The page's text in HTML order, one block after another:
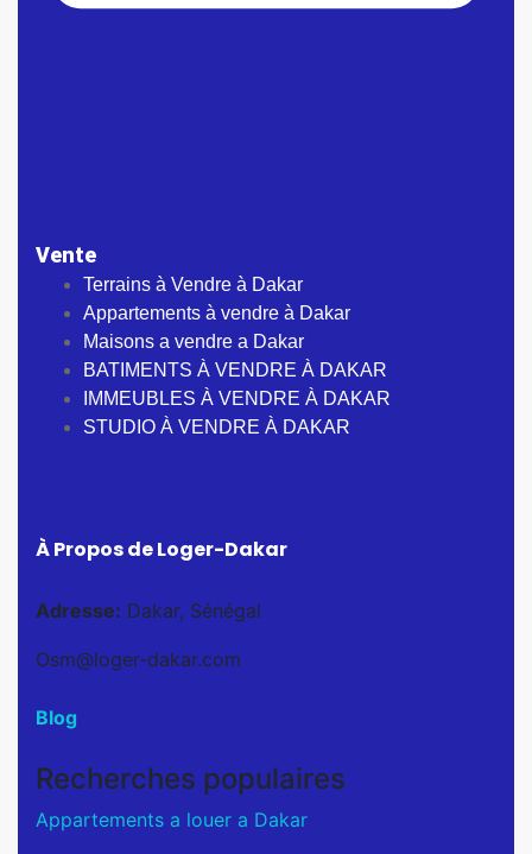
Vente
Terrains à Vendre à Dakar
Appartements à vendre à Dakar
Maisons a vendre a Dakar
BATIMENTS À VENDRE À DAKAR
IMMEUBLES À VENDRE À DAKAR
STUDIO À VENDRE À DAKAR
À Propos de Loger-Dakar
Adresse: Dakar, Sénégal
Osm@loger-dakar.com
Blog
Recherches populaires
Appartements a louer a Dakar